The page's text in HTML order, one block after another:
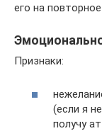
его на
Признаки:
(если я
получу